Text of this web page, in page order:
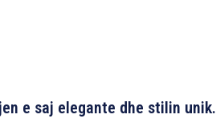
e saj elegante dhe stilin unik.